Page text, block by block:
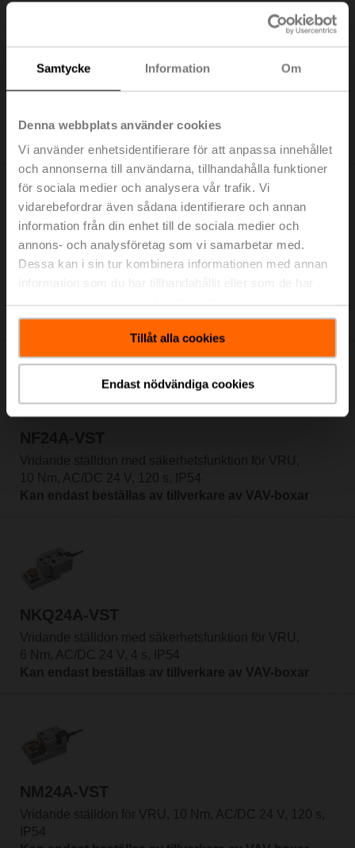
Samtycke Information Om
Denna webbplats använder cookies
Vi använder enhetsidentifierare för att anpassa innehållet
och annonserna till användarna, tillhandahålla funktioner
för sociala medier och analysera vår trafik. Vi
vidarebefordrar även sådana identifierare och annan
information från din enhet till de sociala medier och
annons- och analysföretag som vi samarbetar med.
Dessa kan i sin tur kombinera informationen med annan
information som du har tillhandahållit eller som de har
Tillåt alla cookies
Endast nödvändiga cookies
IP54
Kan endast beställas av tillverkare av VAV-boxar
LMQ24A-VST
Kan endast beställas av tillverkare av VAV-boxar
10 Nm, AC/DC 24 V, 120 s, IP54
Kan endast beställas av tillverkare av VAV-boxar
NKQ24A-VST
Vridande ställdon med säkerhetsfunktion för VRU,
6 Nm, AC/DC 24 V, 4 s, IP54
Kan endast beställas av tillverkare av VAV-boxar
NM24A-VST
Vridande ställdon för VRU, 10 Nm, AC/DC 24 V, 120 s,
IP54